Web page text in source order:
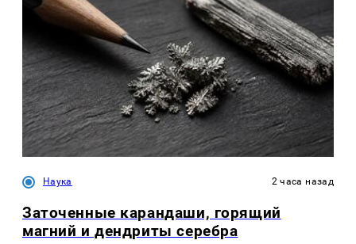
Наука 2 часа назад
Заточенные карандаши, горящий
магний и дендриты серебра